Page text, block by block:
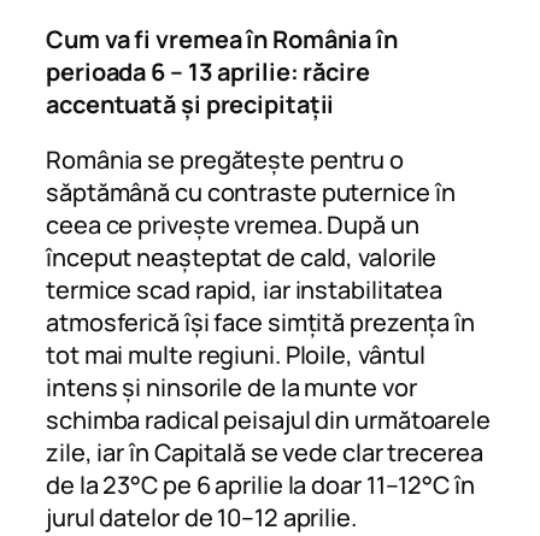
Cum va fi vremea în România în
perioada 6 – 13 aprilie: răcire
accentuată și precipitații
România se pregătește pentru o
săptămână cu contraste puternice în
ceea ce privește vremea. După un
început neașteptat de cald, valorile
termice scad rapid, iar instabilitatea
atmosferică își face simțită prezența în
tot mai multe regiuni. Ploile, vântul
intens și ninsorile de la munte vor
schimba radical peisajul din următoarele
zile, iar în Capitală se vede clar trecerea
de la 23°C pe 6 aprilie la doar 11–12°C în
jurul datelor de 10–12 aprilie.